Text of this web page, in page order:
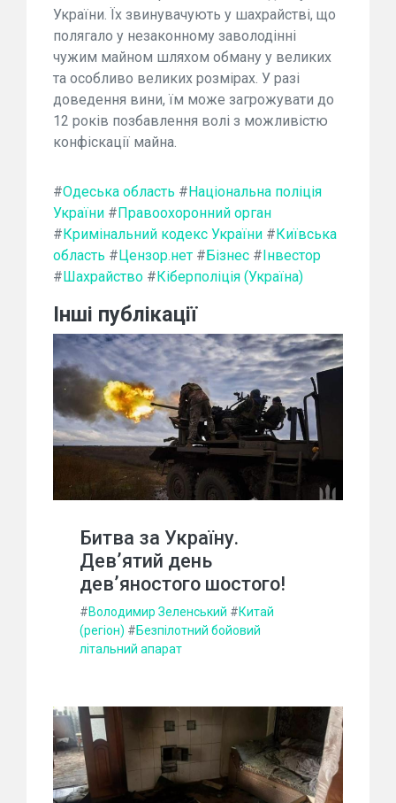
України. Їх звинувачують у шахрайстві, що
полягало у незаконному заволодінні
чужим майном шляхом обману у великих
та особливо великих розмірах. У разі
доведення вини, їм може загрожувати до
12 років позбавлення волі з можливістю
конфіскації майна.
#Одеська область # Національна поліція
України # Правоохоронний орган
# Кримінальний кодекс України # Київська
область # Цензор.нет # Бізнес # Інвестор
# Шахрайство # Кіберполіція (Україна)
Інші публікації
Битва за Україну.
Дев’ятий день
дев’яностого шостого!
#Володимир Зеленський #Китай
(регіон) #Безпілотний бойовий
літальний апарат